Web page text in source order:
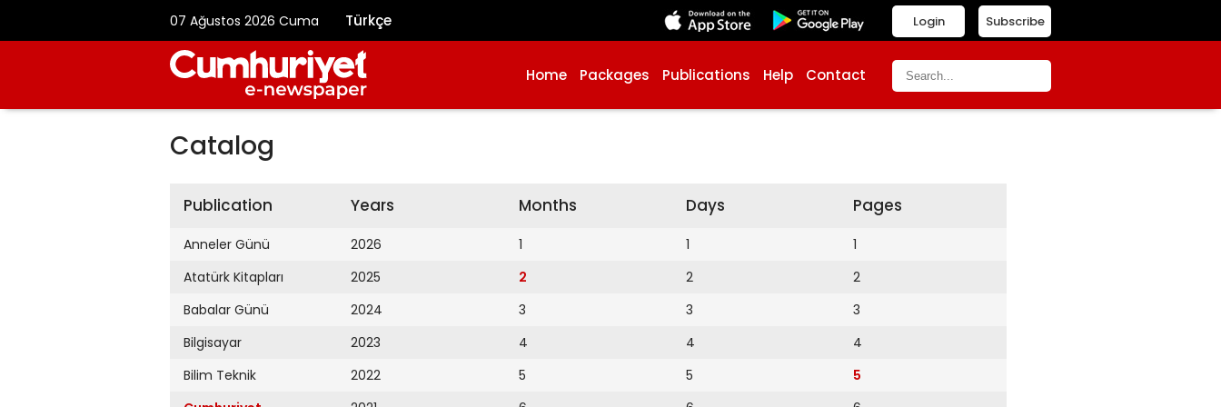
07 Ağustos 2026 Cuma Türkçe Subscribe
Login
Home Packages Publications Help Contact
Catalog
Publication
Anneler Günü
Atatürk Kitapları
Babalar Günü
Bilgisayar
Bilim Teknik
Years
2026
2025
2024
2023
2022
Months
1
2
3
4
5
Days
1
2
3
4
5
Pages
1
2
3
4
5